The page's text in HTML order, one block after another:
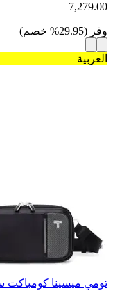
7,279.00
وفر (
29.95
% خصم)
العربية
تومي ميسينا كومباكت